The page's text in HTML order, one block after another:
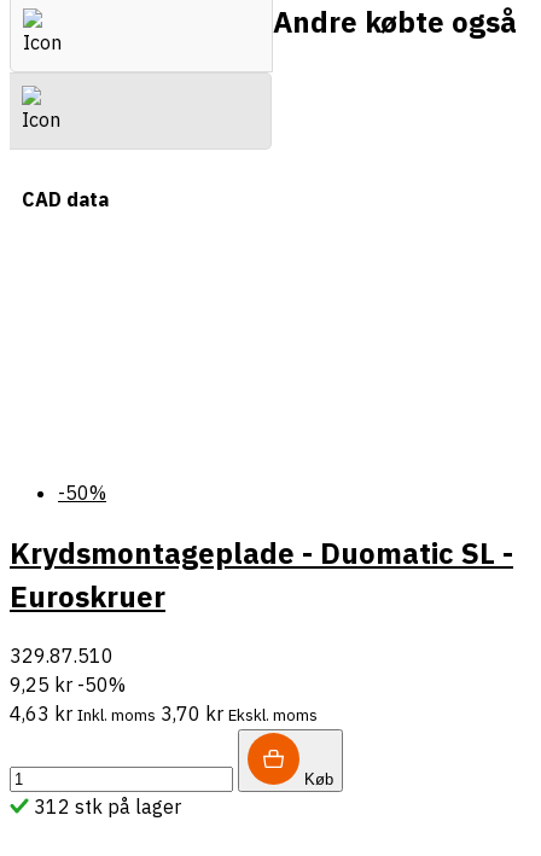
Spørgsmål & Svar
CAD data
Andre købte også
-50%
Krydsmontageplade - Duomatic SL -
Euroskruer
329.87.510
9,25 kr -50%
4,63 kr Inkl. moms 3,70 kr Ekskl. moms
Køb
312 stk på lager